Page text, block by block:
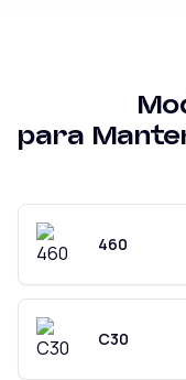
para
460
C30